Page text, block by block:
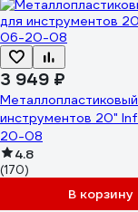
3 949 ₽
инструментов 20"
20-08
4.8
(170)
В корзину